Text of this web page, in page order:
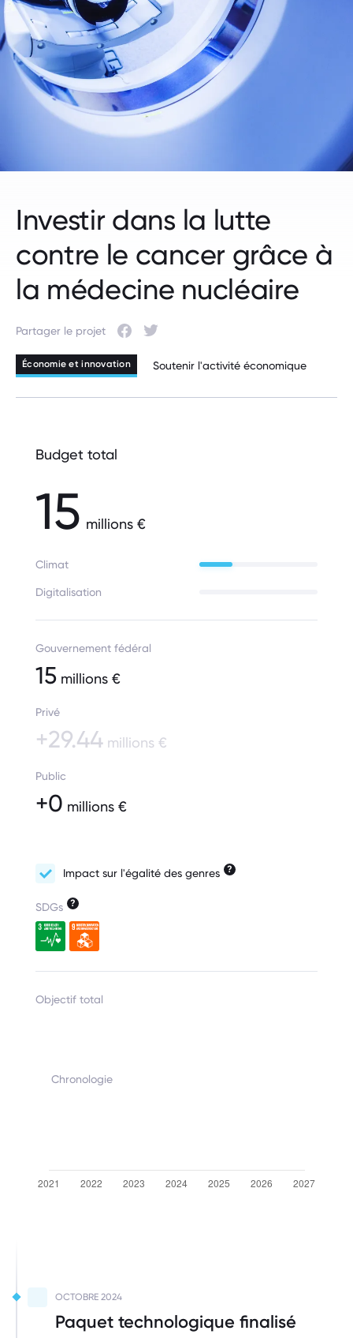
Investir dans la lutte
contre le cancer grâce à
la médecine nucléaire
Partager le projet Facebook
Twitter
Économie et innovation Soutenir l'activité économique
Budget total
15 millions €
Climat
Digitalisation
Gouvernement fédéral
15 millions €
Privé
+29.44 millions €
Public
+0 millions €
Impact sur l'égalité des genres ?
SDGs ?
Objectif total
Chronologie
OCTOBRE 2024
Paquet technologique finalisé
A réaliser